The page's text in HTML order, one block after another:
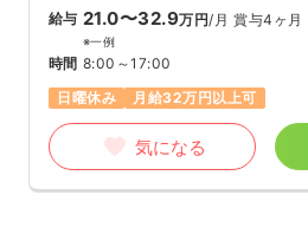
給与 21.0〜32.9万円/月 賞与4ヶ月
※一例
時間 8:00～17:00
日曜休み
月給32万円以上可
気になる